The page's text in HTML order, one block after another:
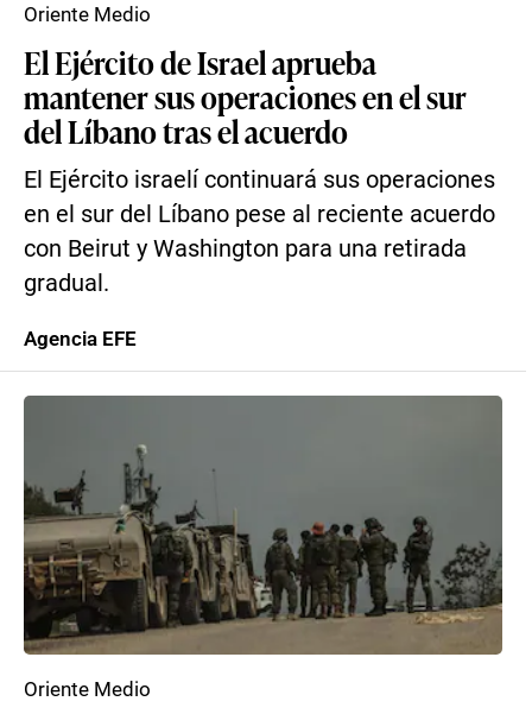
El Ejército de Israel aprueba
mantener sus operaciones en el sur
del Líbano tras el acuerdo
El Ejército israelí continuará sus operaciones
en el sur del Líbano pese al reciente acuerdo
con Beirut y Washington para una retirada
gradual.
Oriente Medio
Agencia EFE
Oriente Medio